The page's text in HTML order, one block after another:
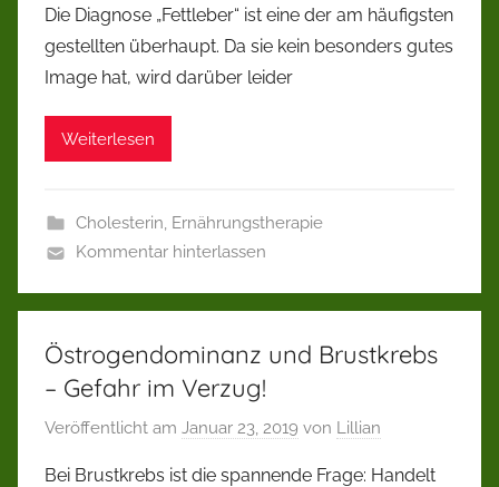
Die Diagnose „Fettleber“ ist eine der am häufigsten
gestellten überhaupt. Da sie kein besonders gutes
Image hat, wird darüber leider
Weiterlesen
Cholesterin, Ernährungstherapie
Kommentar hinterlassen
Östrogendominanz und Brustkrebs
– Gefahr im Verzug!
Veröffentlicht am Januar 23, 2019 von Lillian
Bei Brustkrebs ist die spannende Frage: Handelt